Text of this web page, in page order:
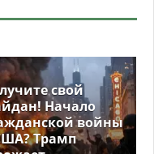
свой
Начало
войны
Трамп